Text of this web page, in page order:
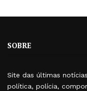
SOBRE
Site das últimas
política, polícia,